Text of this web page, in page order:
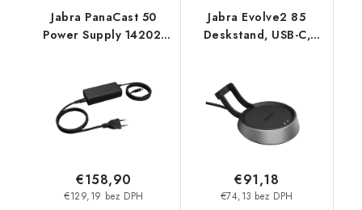
Jabra PanaCast 50
Power Supply 14202-
€129,19 bez DPH
€158,90
Jabra Evolve2 85
Deskstand, USB-C,
€74,13 bez DPH
€91,18